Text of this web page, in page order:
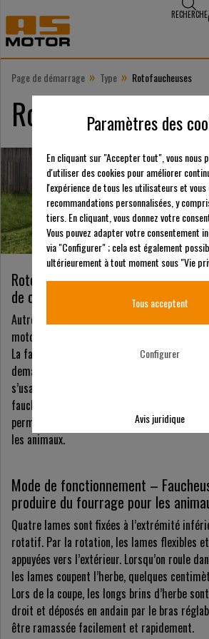
RECHERCHE
Page de démarrage » Type » Rotofaucheuses
Rotofaucheuses
Rotofaucheuses – l’alternative à la
de coupe
Autrefois, la faucheuse à barre de coupe
motorisée la plus utilisée pour faire du
La faucheuse à barre de coupe posait
demandait beaucoup d’entretien, elle était
s’usaient rapidement. Aujourd’hui, une
faucheuses rotatives (également appelées
permettent la production quotidienne de
les animaux.
Mode de fonctionnement –
produire du fourrage pour les
Quatre lames sont fixées à l’extrémité
rotatif. Par la rotation, les lames flexibles
appuyées vers l’extérieur. Lorsqu’on roule
les lames coupent l’herbe, quelques
Lors de la coupe, les longs brins d’herbe
droit et déposés en andain par le bras
être ramassée facilement et rapidement.
Paramètres des
En cliquant sur "Accepter tout", vous nous
d'utiliser des cookies pour améliorer
l'expérience de tous les utilisateurs et
recommandations personnalisées, y
tiers. En cliquant, vous donnez votre
Vous pouvez adapter votre consentement
via "Configurer" ; cela est également
ultérieurement à tout moment sous "Vie
Tous acceptent
Configurer
Avis juridique